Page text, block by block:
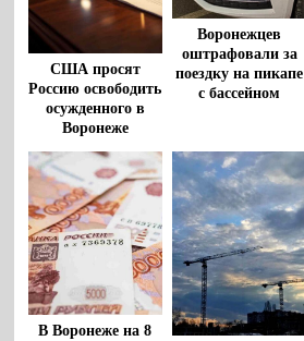
США просят
Россию освободить
осужденного в
Воронеже
американца
Роберта Гилмана
Воронежцев
оштрафовали за
поездку на пикапе
с бассейном
В Воронеже на 8